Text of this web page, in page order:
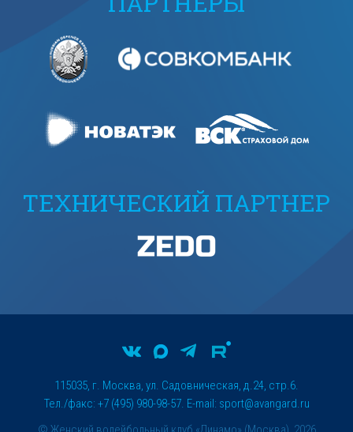
ТЕХНИЧЕСКИЙ ПАРТНЕР
115035, г. Москва, ул. Садовническая, д.24, стр.6.
Тел./факс: +7 (495) 980-98-57. E-mail: sport@avangard.ru